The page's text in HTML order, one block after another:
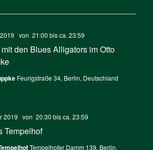
den Blues Alligators im Otto
2019 von 21:00 bis ca. 23:59
Feurigstraße 34, Berlin, Deutschland
Tempelhof
2019 von 20:30 bis ca. 23:59
Tempelhofer Damm 139, Berlin,